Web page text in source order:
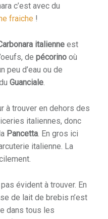
c’est avec du
fraiche !
italienneest
de pécorinooù
peu d’eau ou de
Guanciale.
à trouver en dehors des
italiennes, donc
Pancetta. En gros ici
italienne. La
évident à trouver. En
de lait de brebis n’est
dans tous les